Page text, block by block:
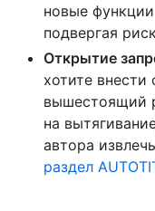
новые
подвергая
Открытие
хотите внести
вышестоящий
на
автора
раздел